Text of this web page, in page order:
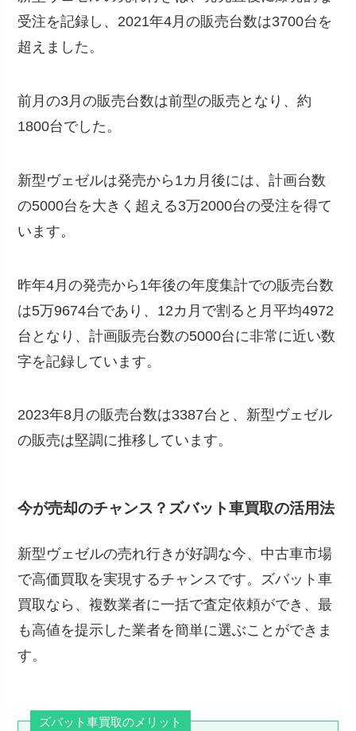
受注を記録し、2021年4月の販売台数は3700台を
超えました。
前月の3月の販売台数は前型の販売となり、約
1800台でした。
新型ヴェゼルは発売から1カ月後には、計画台数
の5000台を大きく超える3万2000台の受注を得て
います。
昨年4月の発売から1年後の年度集計での販売台数
は5万9674台であり、12カ月で割ると月平均4972
台となり、計画販売台数の5000台に非常に近い数
字を記録しています。
2023年8月の販売台数は3387台と、新型ヴェゼル
の販売は堅調に推移しています。
今が売却のチャンス？ズバット車買取の活用法
新型ヴェゼルの売れ行きが好調な今、中古車市場
で高価買取を実現するチャンスです。ズバット車
買取なら、複数業者に一括で査定依頼ができ、最
も高値を提示した業者を簡単に選ぶことができま
す。
ズバット車買取のメリット